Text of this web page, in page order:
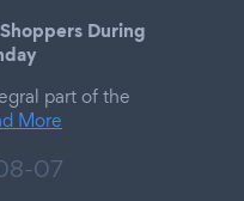
During
part of the
More
07